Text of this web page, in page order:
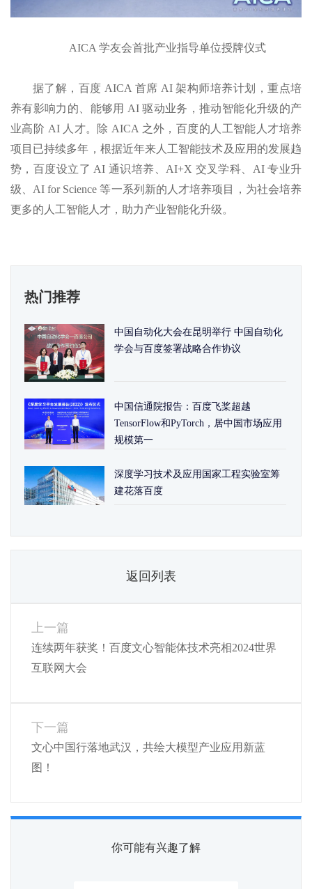
AICA 学友会首批产业指导单位授牌仪式
据了解，百度 AICA 首席 AI 架构师培养计划，重点培
养有影响力的、能够用 AI 驱动业务，推动智能化升级的产
业高阶 AI 人才。除 AICA 之外，百度的人工智能人才培养
项目已持续多年，根据近年来人工智能技术及应用的发展趋
势，百度设立了 AI 通识培养、AI+X 交叉学科、AI 专业升
级、AI for Science 等一系列新的人才培养项目，为社会培养
更多的人工智能人才，助力产业智能化升级。
热门推荐
中国自动化大会在昆明举行 中国自动化
学会与百度签署战略合作协议
中国信通院报告：百度飞桨超越
TensorFlow和PyTorch，居中国市场应用
规模第一
深度学习技术及应用国家工程实验室筹
建花落百度
返回列表
上一篇
连续两年获奖！百度文心智能体技术亮相2024世界
互联网大会
下一篇
文心中国行落地武汉，共绘大模型产业应用新蓝
图！
你可能有兴趣了解